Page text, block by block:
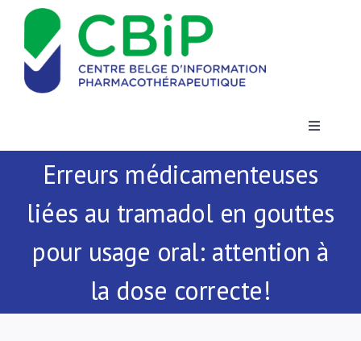
Passer
contenu
Toggle
Actualités
Publications
Erreurs médicamenteuses
liées au tramadol en gouttes
pour usage oral: attention à
la dose correcte!